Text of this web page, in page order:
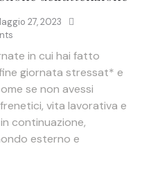
27, 2023
in cui hai fatto
giornata stressat* e
se non avessi
vita lavorativa e
continuazione,
esterno e